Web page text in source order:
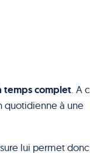
temps complet . A
quotidienne à une
lui permet